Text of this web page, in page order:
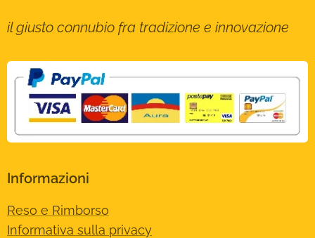
il giusto connubio fra tradizione e innovazione
Informazioni
Reso e Rimborso
Informativa sulla privacy